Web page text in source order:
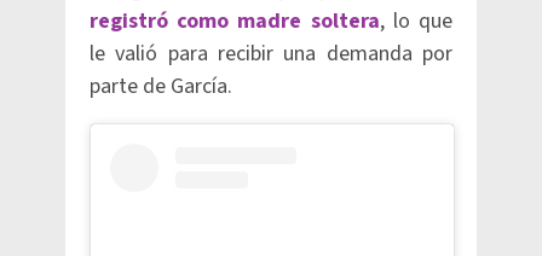
registró como madre soltera, lo que
le valió para recibir una demanda por
parte de García.